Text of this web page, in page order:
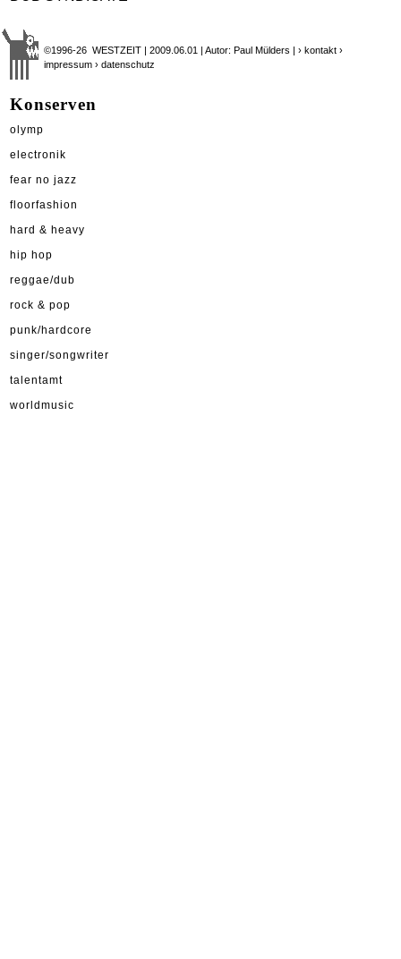
©1996-26 WESTZEIT | 2009.06.01 | Autor: Paul Mülders |› kontakt ›
impressum › datenschutz
Konserven
olymp
electronik
fear no jazz
floorfashion
hard & heavy
hip hop
reggae/dub
rock & pop
punk/hardcore
singer/songwriter
talentamt
worldmusic